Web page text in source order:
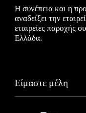
Η συνέπεια και η
αναδείξει την
εταιρείες παροχής
Ελλάδα.
Είμαστε μέλη